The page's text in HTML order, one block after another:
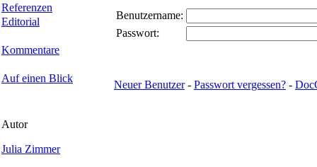
Referenzen
Editorial
Kommentare
Auf einen Blick
Autor
Julia Zimmer
Benutzername:
Passwort:
Neuer Benutzer- Passwort vergessen? -